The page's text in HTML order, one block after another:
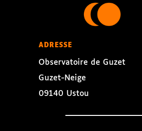
ADRESSE
Observatoire de Guzet
Guzet-Neige
09140 Ustou